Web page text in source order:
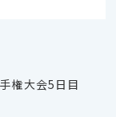
権大会5日目